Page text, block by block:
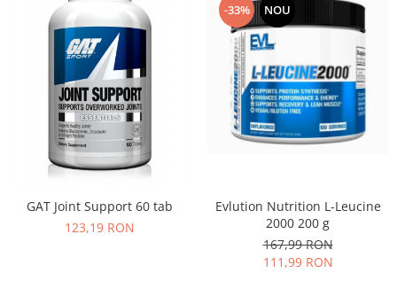
PeScience
Power System
Pro Supps
Pro Tan
Puritan`s Pride
Raw Nutrition
REDCON1
Revoflex
Rich Piana 5% Nutrition
GAT Joint Support 60 tab
123,19 RON
-33% NOU
Evlution Nutrition L-Leucine
2000 200 g
167,99 RON
111,99 RON